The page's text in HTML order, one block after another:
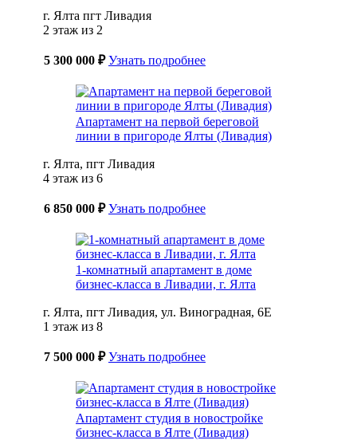
г. Ялта пгт Ливадия
2 этаж из 2
5 300 000 ₽ Узнать подробнее
Апартамент на первой береговой
линии в пригороде Ялты (Ливадия)
г. Ялта, пгт Ливадия
4 этаж из 6
6 850 000 ₽ Узнать подробнее
1-комнатный апартамент в доме
бизнес-класса в Ливадии, г. Ялта
г. Ялта, пгт Ливадия, ул. Виноградная, 6Е
1 этаж из 8
7 500 000 ₽ Узнать подробнее
Апартамент студия в новостройке
бизнес-класса в Ялте (Ливадия)